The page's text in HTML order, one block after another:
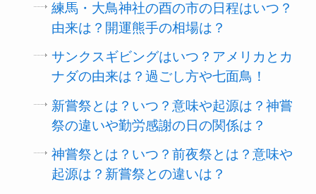
練馬・大鳥神社の酉の市の日程はいつ？
由来は？開運熊手の相場は？
サンクスギビングはいつ？アメリカとカ
ナダの由来は？過ごし方や七面鳥！
新嘗祭とは？いつ？意味や起源は？神嘗
祭の違いや勤労感謝の日の関係は？
神嘗祭とは？いつ？前夜祭とは？意味や
起源は？新嘗祭との違いは？